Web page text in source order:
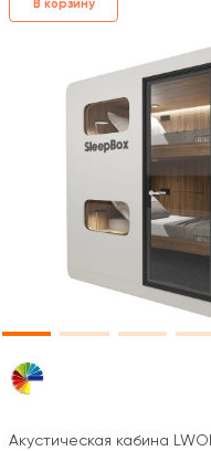
В корзину
Акустическая кабина